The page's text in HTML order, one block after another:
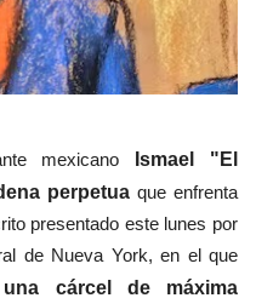
mexicano Ismael "El
perpetua que enfrenta
presentado este lunes por
de Nueva York, en el que
cárcel de máxima